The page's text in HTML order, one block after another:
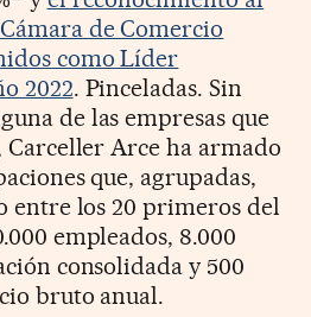
de Comercio
como Líder
2022. Pinceladas. Sin
de las empresas que
Arce ha armado
que, agrupadas,
entre los 20 primeros del
empleados, 8.000
consolidada y 500
bruto anual.